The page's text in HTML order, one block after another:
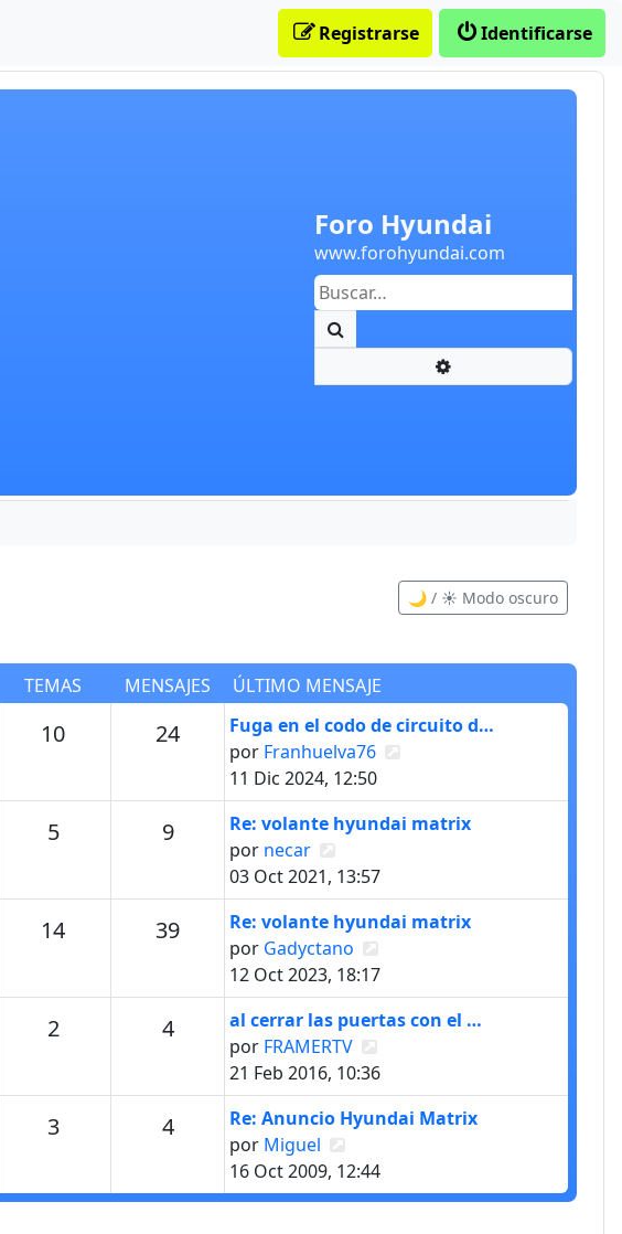
Foro Hyundai
www.forohyundai.com
Identificarse
Registrarse
🌙 / ☀️ Modo oscuro
TEMAS MENSAJES ÚLTIMO MENSAJE
10Temas 24MensajesÚltimo mensaje
Fuga en el codo de circuito d…
por Franhuelva76
11 Dic 2024, 12:50
5Temas 9MensajesÚltimo mensaje
Re: volante hyundai matrix
por necar
03 Oct 2021, 13:57
14Temas 39MensajesÚltimo mensaje
Re: volante hyundai matrix
por Gadyctano
12 Oct 2023, 18:17
2Temas 4MensajesÚltimo mensaje
al cerrar las puertas con el …
por FRAMERTV
21 Feb 2016, 10:36
3Temas 4MensajesÚltimo mensaje
Re: Anuncio Hyundai Matrix
por Miguel
16 Oct 2009, 12:44